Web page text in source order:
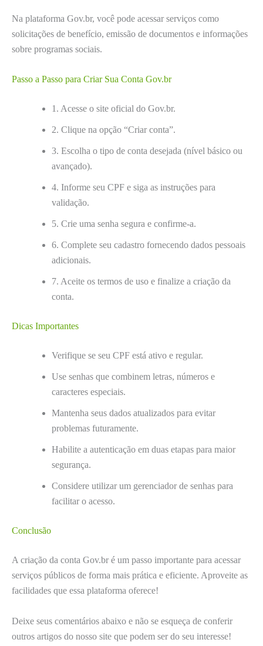
Na plataforma Gov.br, você pode acessar serviços como
solicitações de benefício, emissão de documentos e informações
sobre programas sociais.
Passo a Passo para Criar Sua Conta Gov.br
1. Acesse o site oficial do Gov.br.
2. Clique na opção “Criar conta”.
3. Escolha o tipo de conta desejada (nível básico ou
avançado).
4. Informe seu CPF e siga as instruções para
validação.
5. Crie uma senha segura e confirme-a.
6. Complete seu cadastro fornecendo dados pessoais
adicionais.
7. Aceite os termos de uso e finalize a criação da
conta.
Dicas Importantes
Verifique se seu CPF está ativo e regular.
Use senhas que combinem letras, números e
caracteres especiais.
Mantenha seus dados atualizados para evitar
problemas futuramente.
Habilite a autenticação em duas etapas para maior
segurança.
Considere utilizar um gerenciador de senhas para
facilitar o acesso.
Conclusão
A criação da conta Gov.br é um passo importante para acessar
serviços públicos de forma mais prática e eficiente. Aproveite as
facilidades que essa plataforma oferece!
Deixe seus comentários abaixo e não se esqueça de conferir
outros artigos do nosso site que podem ser do seu interesse!